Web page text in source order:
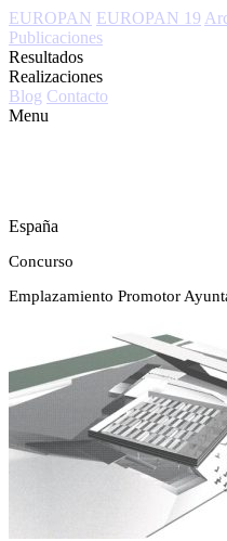
EUROPAN EUROPAN 19
Publicaciones
Resultados
Realizaciones
Blog Contacto
Menu
España
Concurso
Emplazamiento Promotor